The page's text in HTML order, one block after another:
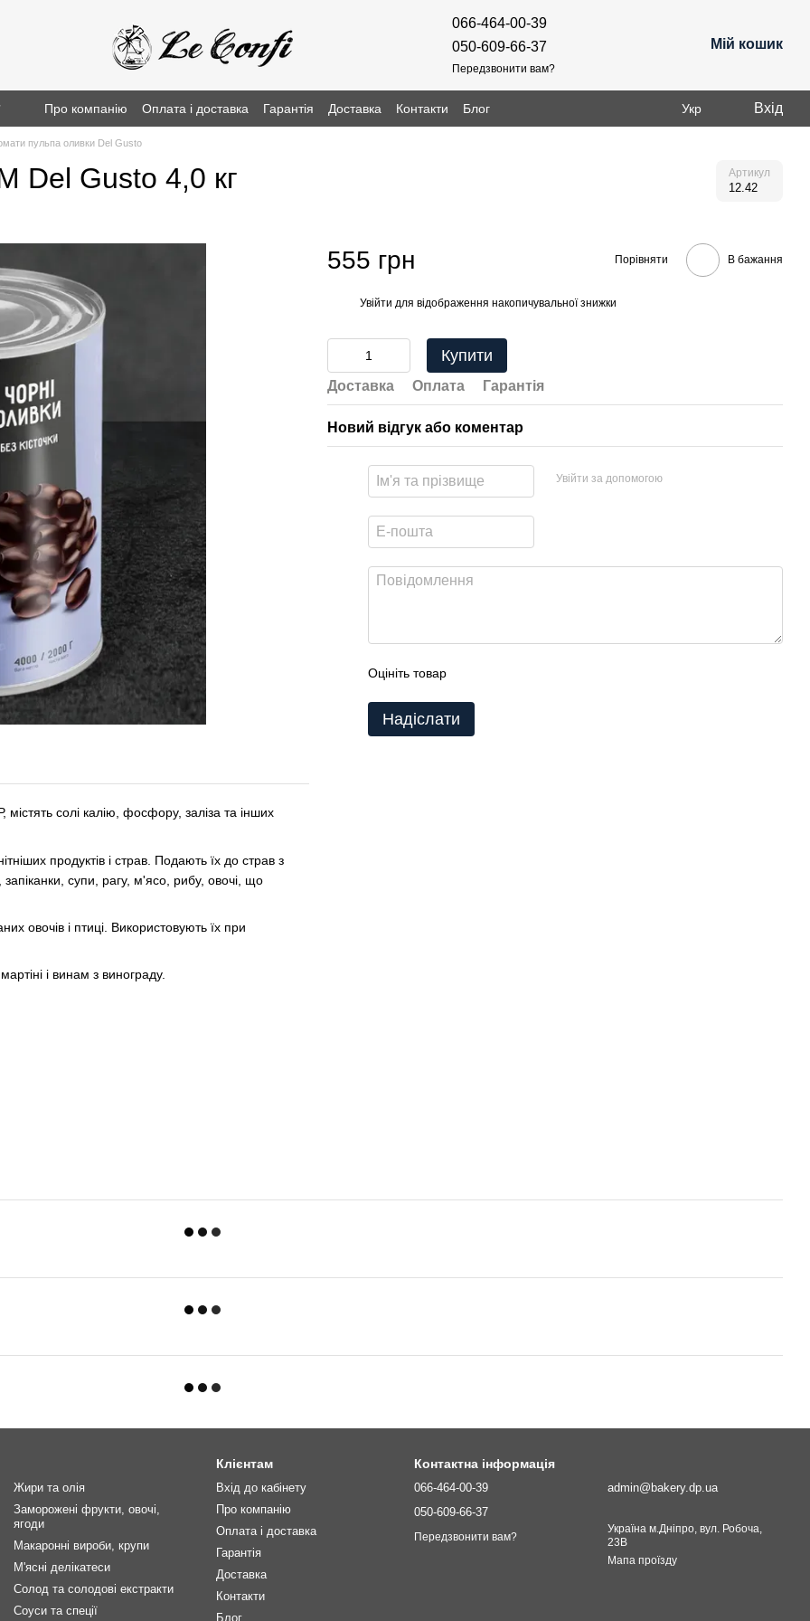
066-464-00-39
050-609-66-37
Передзвонити вам?
Мій кошик
Про компанію Оплата і доставка Гарантія Доставка Контакти Блог Укр Вхід
пульпа оливки Del Gusto
Del Gusto 4,0 кг Артикул
12.42
солі калію, фосфору, заліза та інших
продуктів і страв. Подають їх до страв з
супи, рагу, м'ясо, рибу, овочі, що
овочів і птиці. Використовують їх при
і винам з винограду.
555 грн Порівняти В бажання
Увійти для відображення накопичувальної знижки
Купити
Доставка Оплата Гарантія
Новий відгук або коментар
Увійти за допомогою
Оцініть товар
Надіслати
Жири та олія
Заморожені фрукти, овочі,
ягоди
Макаронні вироби, крупи
М'ясні делікатеси
Солод та солодові екстракти
Соуси та спеції
Клієнтам
Вхід до кабінету
Про компанію
Оплата і доставка
Гарантія
Доставка
Контакти
Блог
Контактна інформація
066-464-00-39
050-609-66-37
Передзвонити вам?
admin@bakery.dp.ua
Україна м.Дніпро, вул. Робоча,
23В
Мапа проїзду